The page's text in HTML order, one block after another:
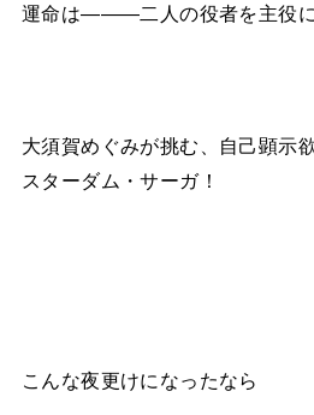
運命は―――二人の役者を主役に
大須賀めぐみが挑む、自己顕示
スターダム・サーガ！
こんな夜更けになったなら